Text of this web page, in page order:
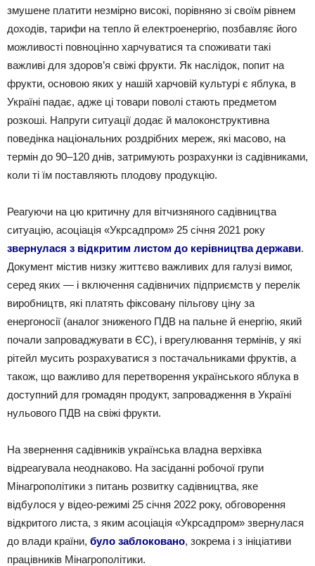
змушене платити незмірно високі, порівняно зі своїм рівнем
доходів, тарифи на тепло й електроенергію, позбавляє його
можливості повноцінно харчуватися та споживати такі
важливі для здоров’я свіжі фрукти. Як наслідок, попит на
фрукти, основою яких у нашій харчовій культурі є яблука, в
Україні падає, адже ці товари поволі стають предметом
розкоші. Напруги ситуації додає й малоконструктивна
поведінка національних роздрібних мереж, які масово, на
термін до 90–120 днів, затримують розрахунки із садівниками,
коли ті їм поставляють плодову продукцію.
Реагуючи на цю критичну для вітчизняного садівництва
ситуацію, асоціація «Укрсадпром» 25 січня 2021 року
звернулася з відкритим листом до керівництва держави.
Документ містив низку життєво важливих для галузі вимог,
серед яких — і включення садівничих підприємств у перелік
виробництв, які платять фіксовану пільгову ціну за
енергоносії (аналог зниженого ПДВ на пальне й енергію, який
почали запроваджувати в ЄС), і врегулювання термінів, у які
рітейл мусить розрахуватися з постачальниками фруктів, а
також, що важливо для перетворення українського яблука в
доступний для громадян продукт, запровадження в Україні
нульового ПДВ на свіжі фрукти.
На звернення садівників українська владна верхівка
відреагувала неоднаково. На засіданні робочої групи
Мінагрополітики з питань розвитку садівництва, яке
відбулося у відео-режимі 25 січня 2022 року, обговорення
відкритого листа, з яким асоціація «Укрсадпром» звернулася
до влади країни, було заблоковано, зокрема і з ініціативи
працівників Мінагрополітики.